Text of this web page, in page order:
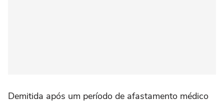
Demitida após um período de afastamento médico